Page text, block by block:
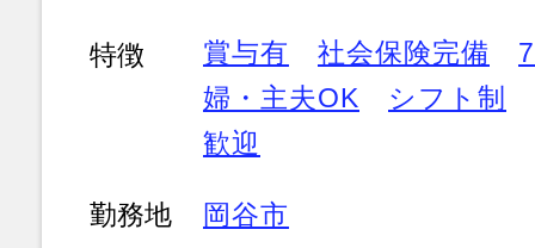
特徴 賞与有 社会保険完備
婦・主夫OK
シフト制
歓迎
勤務地 岡谷市